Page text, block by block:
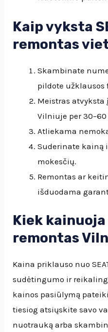
Kaip vyksta
remontas
Skambinate
pildote užklausos
Meistras atvyksta
Vilniuje per
Atliekama
Suderinate kainą
mokesčių.
Remontas ar
išduodama
Kiek kainuoja
remontas
Kaina priklauso nuo
sudėtingumo ir
kainos pasiūlymą
tiesiog atsiųskite savo
nuotrauką arba